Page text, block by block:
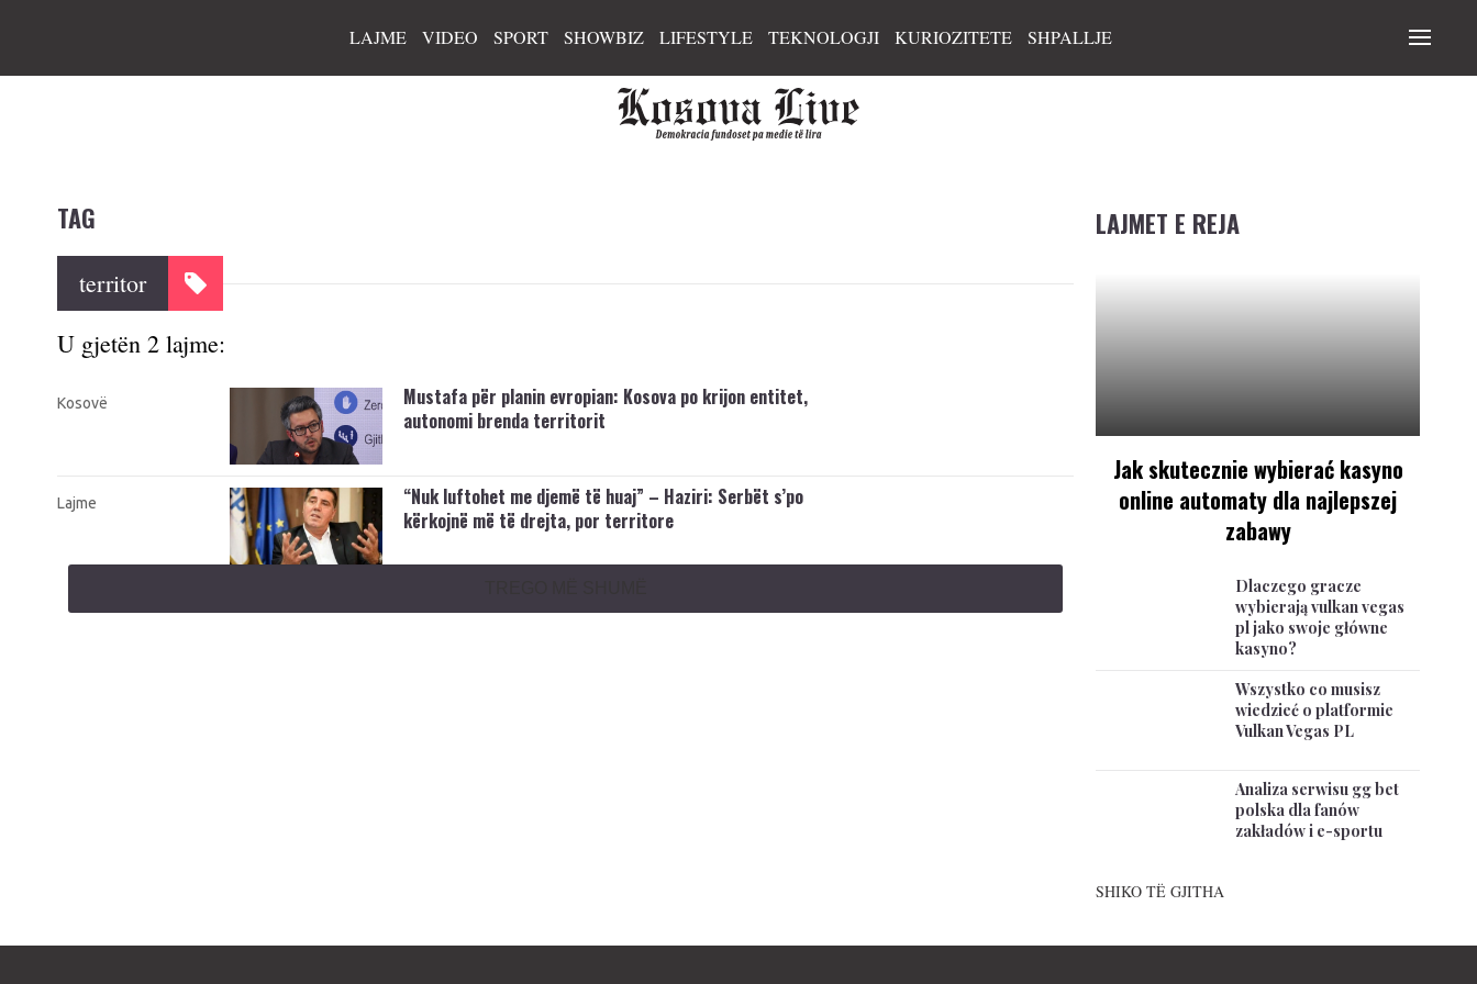
LAJME VIDEO SPORT SHOWBIZ LIFESTYLE TEKNOLOGJI KURIOZITETE SHPALLJE
TAG
territor
U gjetën 2 lajme:
Kosovë
Mustafa për planin evropian: Kosova po krijon entitet,
autonomi brenda territorit
Lajme
“Nuk luftohet me djemë të huaj” – Haziri: Serbët s’po
kërkojnë më të drejta, por territore
LAJMET E REJA
Jak skutecznie wybierać kasyno
online automaty dla najlepszej
zabawy
Dlaczego gracze
wybierają vulkan vegas
pl jako swoje główne
kasyno?
Wszystko co musisz
wiedzieć o platformie
Vulkan Vegas PL
Analiza serwisu gg bet
polska dla fanów
zakładów i e-sportu
SHIKO TË GJITHA